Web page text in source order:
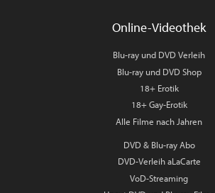
Online-Videothek
Blu-ray und DVD Verleih
Blu-ray und DVD Shop
18+ Erotik
18+ Gay-Erotik
Alle Filme nach Jahren
DVD & Blu-ray Abo
DVD-Verleih aLaCarte
VoD-Streaming